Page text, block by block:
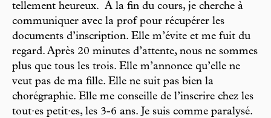
tellement heureux. À la fin du cours, je cherche à
communiquer avec la prof pour récupérer les
documents d’inscription. Elle m’évite et me fuit du
regard. Après 20 minutes d’attente, nous ne sommes
plus que tous les trois. Elle m’annonce qu’elle ne
veut pas de ma fille. Elle ne suit pas bien la
chorégraphie. Elle me conseille de l’inscrire chez les
tout·es petit·es, les 3-6 ans. Je suis comme paralysé.